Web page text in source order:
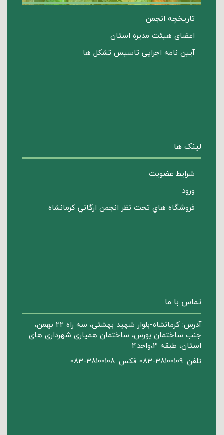
تاریخچه انجمن
اعضای هیئت مدیره استان
آیین نامه اجرایی تاسیس تشکل ها
لینک ها
شرایط عضویت
ورود
فروشگاه هاي تحت نظر انجمن ارگاني كرمانشاه
تماس با ما
آدرس: کرمانشاه-بلوار شهید بهشتی، سه راه 22 بهمن،
جنب ساختمان بورس، ساختمان همیاری شهرداری های
استان، طبقه 3،واحد4
تلفن: 38100109-083 فکس: 38100108-083